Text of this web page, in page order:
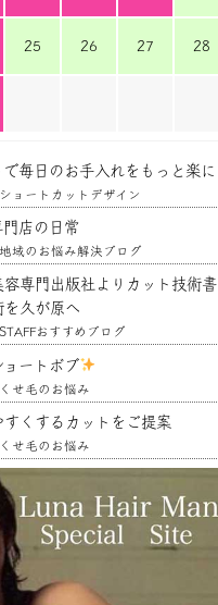
25 26 27 28
毎日のお手入れをもっと楽に
ショートカットデザイン
門店の日常
地域のお悩み解決ブログ
専門出版社よりカット技術書
久が原へ
STAFFおすすめブログ
ートボブ
くせ毛のお悩み
くするカットをご提案
くせ毛のお悩み